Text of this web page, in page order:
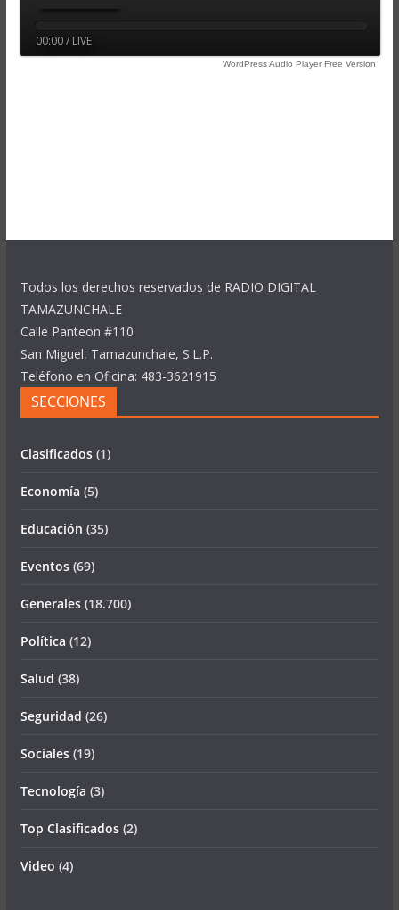
00:00 / LIVE
WordPress Audio Player Free Version
Todos los derechos reservados de RADIO DIGITAL
TAMAZUNCHALE
Calle Panteon #110
San Miguel, Tamazunchale, S.L.P.
Teléfono en Oficina: 483-3621915
SECCIONES
Clasificados(1)
Economía (5)
Educación (35)
Eventos(69)
Generales(18.700)
Política (12)
Salud (38)
Seguridad (26)
Sociales(19)
Tecnología (3)
Top Clasificados(2)
Video (4)